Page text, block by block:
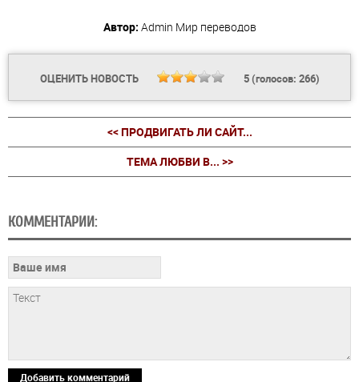
Автор: Admin Мир переводов
ОЦЕНИТЬ НОВОСТЬ 5(голосов: 266)
<< ПРОДВИГАТЬ ЛИ САЙТ...
ТЕМА ЛЮБВИ В... >>
КОММЕНТАРИИ:
Добавить комментарий